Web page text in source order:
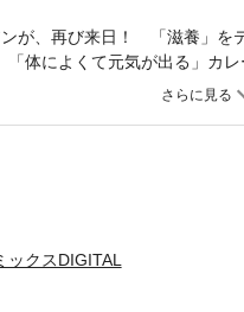
が、再び来日！ 「滋養」を
体によくて元気が出る」カレ
クスDIGITAL